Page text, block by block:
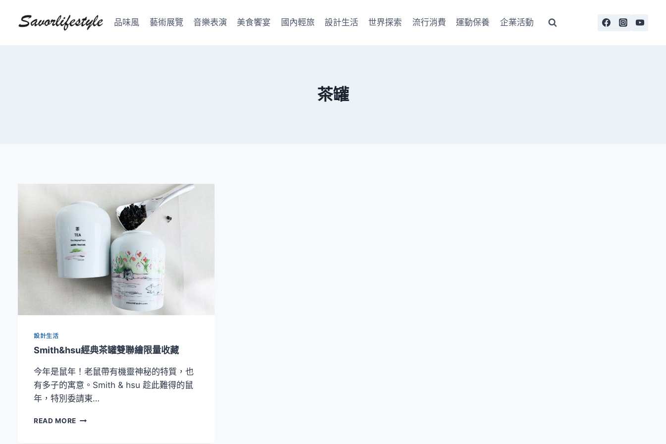
品味風 藝術展覽 音樂表演 美食饗宴 國內輕旅 設計生活 世界探索 流行消費 運動保養 企業活動
茶罐
設計生活
Smith&hsu經典茶罐雙聯繪限量收藏
今年是鼠年！老鼠帶有機靈神秘的特質，也
有多子的寓意。Smith & hsu 趁此難得的鼠
年，特別委請東…
READ MORE SMITH&HSU